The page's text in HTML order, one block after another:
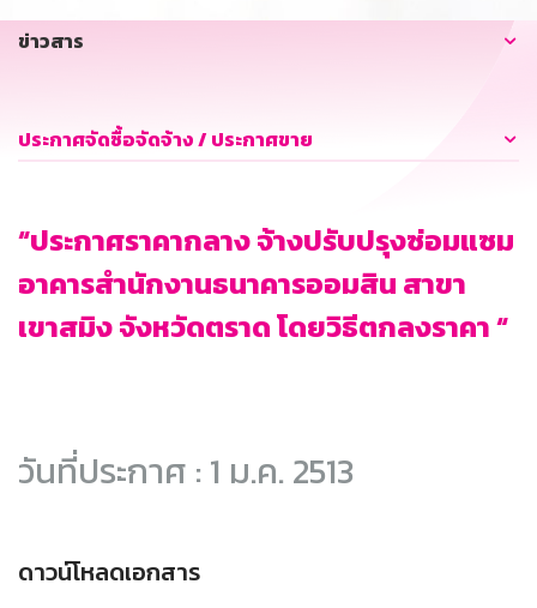
ข่าวสาร
ประกาศจัดซื้อจัดจ้าง / ประกาศขาย
“ประกาศราคากลาง จ้างปรับปรุงซ่อมแซม
อาคารสำนักงานธนาคารออมสิน สาขา
เขาสมิง จังหวัดตราด โดยวิธีตกลงราคา “
วันที่ประกาศ : 1 ม.ค. 2513
ดาวน์โหลดเอกสาร